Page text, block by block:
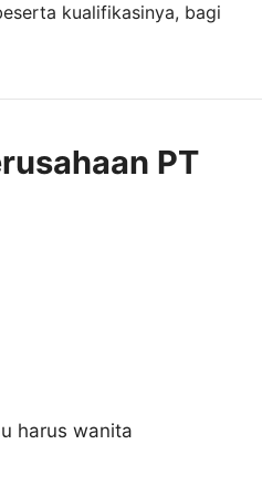
kualifikasinya, bagi
PT
harus wanita